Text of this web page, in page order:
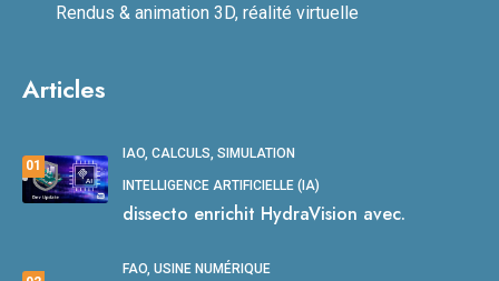
Rendus & animation 3D, réalité virtuelle
Articles
01
IAO, CALCULS, SIMULATION
INTELLIGENCE ARTIFICIELLE (IA)
dissecto enrichit HydraVision avec.
FAO, USINE NUMÉRIQUE